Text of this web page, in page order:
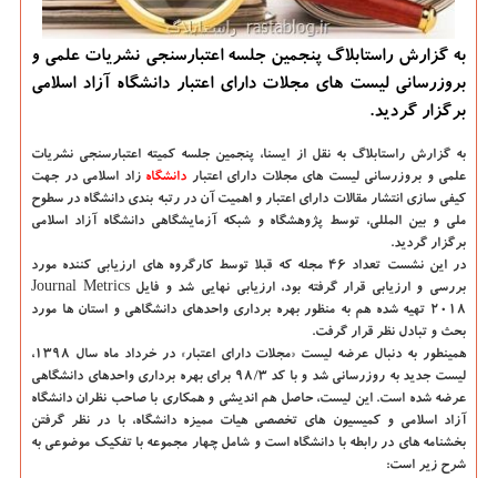
به گزارش راستابلاگ پنجمین جلسه اعتبارسنجی نشریات علمی و
بروزرسانی لیست های مجلات دارای اعتبار دانشگاه آزاد اسلامی
برگزار گردید.
به گزارش راستابلاگ به نقل از ایسنا، پنجمین جلسه كمیته اعتبارسنجی نشریات
علمی و بروزرسانی لیست های مجلات دارای اعتبار دانشگاه‌ زاد اسلامی در جهت
كیفی سازی انتشار مقالات دارای اعتبار و اهمیت آن در رتبه بندی دانشگاه در سطوح
ملی و بین المللی، توسط پژوهشگاه و شبكه آزمایشگاهی دانشگاه آزاد اسلامی
برگزار گردید.
در این نشست تعداد ۴۶ مجله كه قبلا توسط كارگروه های ارزیابی كننده مورد
بررسی و ارزیابی قرار گرفته بود، ارزیابی نهایی شد و فایل Journal Metrics
۲۰۱۸ تهیه شده هم به منظور بهره برداری واحدهای دانشگاهی و استان ها مورد
بحث و تبادل نظر قرار گرفت.
همینطور به دنبال عرضه لیست «مجلات دارای اعتبار» در خرداد ماه سال ۱۳۹۸،
لیست جدید به روزرسانی شد و با كد ۹۸/۳ برای بهره برداری واحدهای دانشگاهی
عرضه شده است. این لیست، حاصل هم اندیشی و همكاری با صاحب نظران دانشگاه
آزاد اسلامی و كمیسیون های تخصصی هیات ممیزه دانشگاه، با در نظر گرفتن
بخشنامه های در رابطه با دانشگاه است و شامل چهار مجموعه با تفكیك موضوعی به
شرح زیر است: